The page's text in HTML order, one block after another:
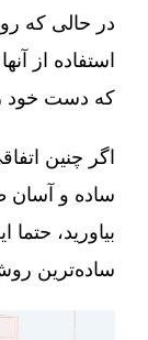
در حالی که
استفاده از
که دست خود
اگر چنین
ساده و آسان
بیاورید، حتما
ساده‌ترین